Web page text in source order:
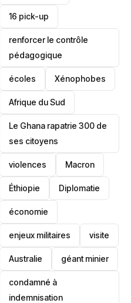
16 pick-up
renforcer le contrôle
pédagogique
écoles ‎Xénophobes
Afrique du Sud
Le Ghana rapatrie 300 de
ses citoyens
violences Macron
Éthiopie Diplomatie
économie
enjeux militaires visite
‎Australie géant minier
condamné à
indemnisation